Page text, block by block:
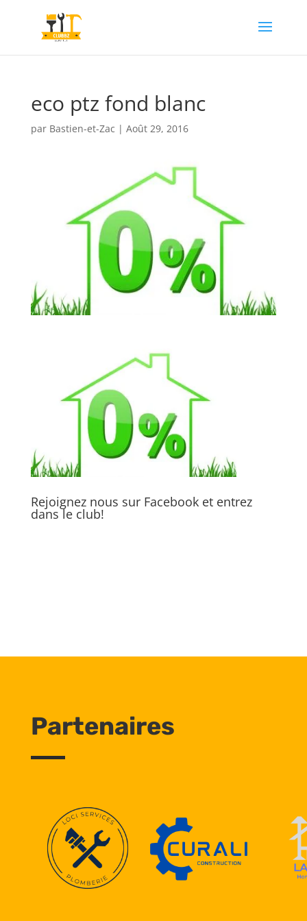
eco ptz fond blanc
par Bastien-et-Zac | Août 29, 2016
Rejoignez nous sur Facebook et entrez
dans le club!
Partenaires